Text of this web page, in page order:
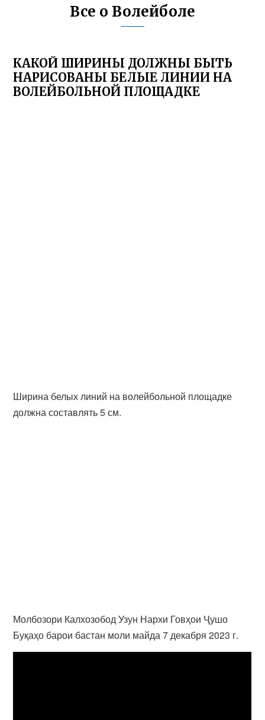
Все о Волейболе
КАКОЙ ШИРИНЫ ДОЛЖНЫ БЫТЬ
НАРИСОВАНЫ БЕЛЫЕ ЛИНИИ НА
ВОЛЕЙБОЛЬНОЙ ПЛОЩАДКЕ
Ширина белых линий на волейбольной площадке
должна составлять 5 см.
Молбозори Калхозобод Узун Нархи Говҳои Ҷушо
Буқаҳо барои бастан моли майда 7 декабря 2023 г.